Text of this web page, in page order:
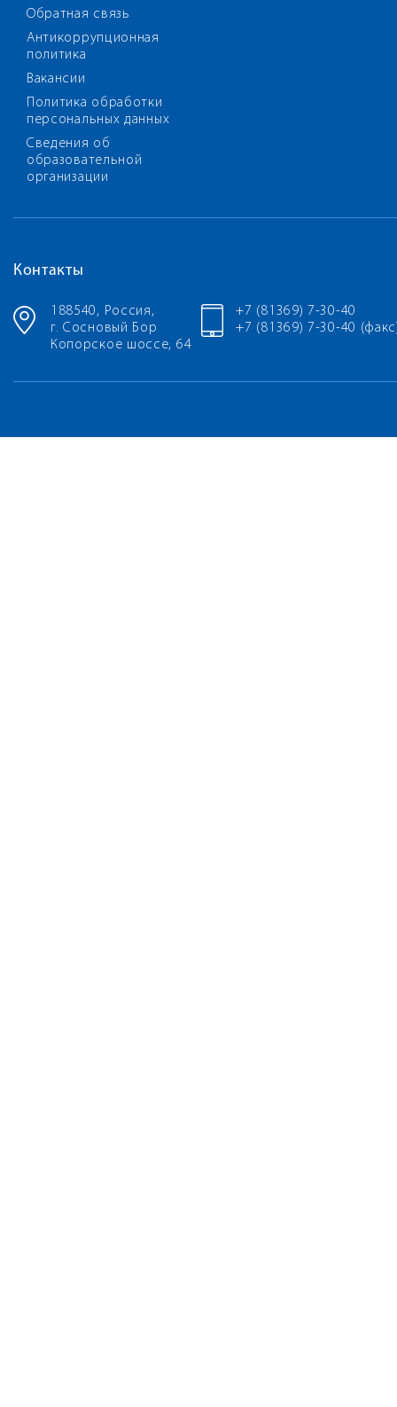
Обратная связь
Антикоррупционная
политика
Вакансии
Политика обработки
персональных данных
Сведения об
образовательной
организации
Контакты
188540, Россия,
г. Сосновый Бор
Копорское шоссе, 64
+7 (81369) 7-30-40
+7 (81369) 7-30-40